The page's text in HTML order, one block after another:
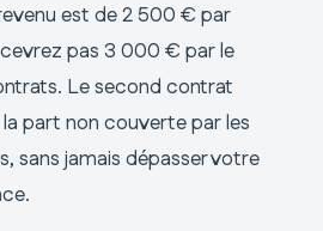
est de 2 500 € par
pas 3 000 € par le
Le second contrat
la part non couverte par les
sans jamais dépasser votre